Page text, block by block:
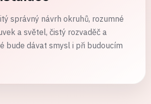
správný návrh okruhů, rozumné
a světel, čistý rozvaděč a
bude dávat smysl i při budoucím